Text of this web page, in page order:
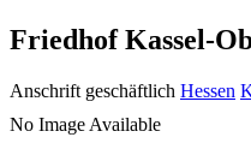
Friedhof Kassel-
Anschrift geschäftlich Hessen
No Image Available